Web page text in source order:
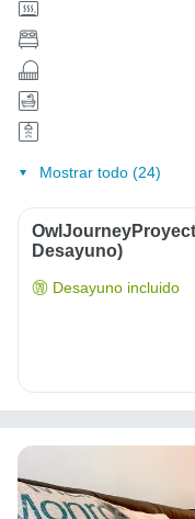
Mostrar todo (24)
Desayuno)
Desayuno incluido